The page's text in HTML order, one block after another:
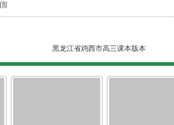
黑龙江省鸡西市高三课本版本